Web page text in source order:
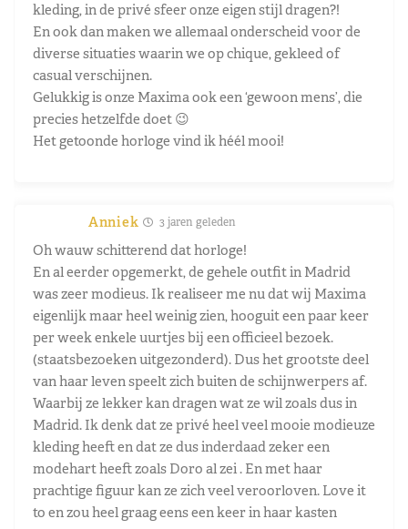
kleding, in de privé sfeer onze eigen stijl dragen?!
En ook dan maken we allemaal onderscheid voor de
diverse situaties waarin we op chique, gekleed of
casual verschijnen.
Gelukkig is onze Maxima ook een ‘gewoon mens’, die
precies hetzelfde doet 😉
Het getoonde horloge vind ik héél mooi!
Anniek 3 jaren geleden
Oh wauw schitterend dat horloge!
En al eerder opgemerkt, de gehele outfit in Madrid
was zeer modieus. Ik realiseer me nu dat wij Maxima
eigenlijk maar heel weinig zien, hooguit een paar keer
per week enkele uurtjes bij een officieel bezoek.
(staatsbezoeken uitgezonderd). Dus het grootste deel
van haar leven speelt zich buiten de schijnwerpers af.
Waarbij ze lekker kan dragen wat ze wil zoals dus in
Madrid. Ik denk dat ze privé heel veel mooie modieuze
kleding heeft en dat ze dus inderdaad zeker een
modehart heeft zoals Doro al zei . En met haar
prachtige figuur kan ze zich veel veroorloven. Love it
to en zou heel graag eens een keer in haar kasten